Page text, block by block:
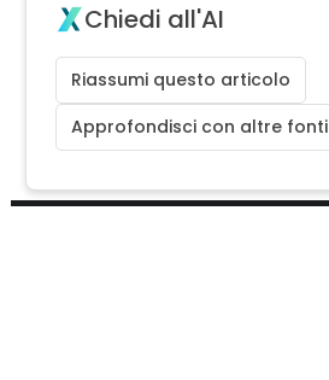
Chiedi all'AI
Riassumi questo articolo
Approfondisci con altre fonti